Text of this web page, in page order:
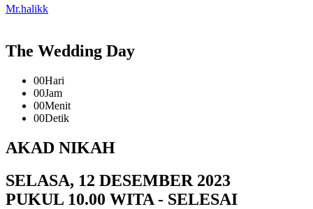
Mr.halikk
The Wedding Day
00Hari
00Jam
00Menit
00Detik
AKAD NIKAH
SELASA, 12 DESEMBER 2023
PUKUL 10.00 WITA - SELESAI